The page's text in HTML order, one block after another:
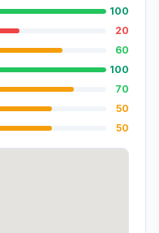
100
20
60
100
70
50
50